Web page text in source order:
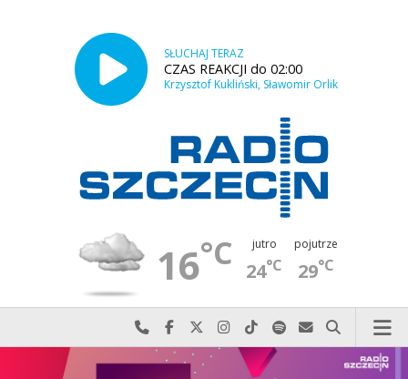
SŁUCHAJ TERAZ
CZAS REAKCJI do 02:00
Krzysztof Kukliński, Sławomir Orlik
16°C jutro
24°C
pojutrze
29°C
Najlepiej po prostu do nas zadzwoń
Odwiedź nas na Facebook-u
Odwiedź nas na X
Odwiedź nas na Instagram-ie
Odwiedź nas na TikTok-u
Szukaj nas na Spotify
Wyślij do nas
Szukaj